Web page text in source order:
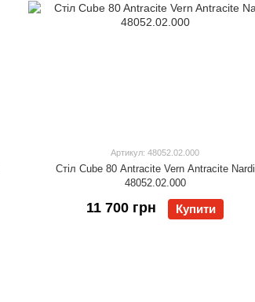
Артикул: 48052.02.000
Стіл Cube 80 Antracite Vern Antracite Nardi
48052.02.000
11 700 грн Купити